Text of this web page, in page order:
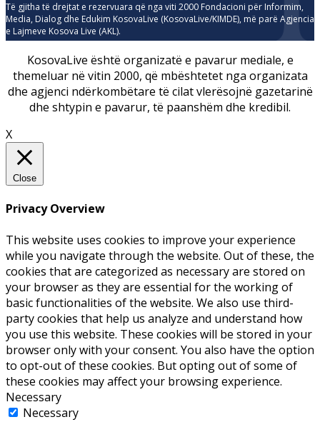
Të gjitha të drejtat e rezervuara që nga viti 2000 Fondacioni për Informim,
Media, Dialog dhe Edukim KosovaLive (KosovaLive/KIMDE), më parë Agjencia
e Lajmeve Kosova Live (AKL).
KosovaLive është organizatë e pavarur mediale, e
themeluar në vitin 2000, që mbështetet nga organizata
dhe agjenci ndërkombëtare të cilat vlerësojnë gazetarinë
dhe shtypin e pavarur, të paanshëm dhe kredibil.
X
Close
Privacy Overview
This website uses cookies to improve your experience
while you navigate through the website. Out of these, the
cookies that are categorized as necessary are stored on
your browser as they are essential for the working of
basic functionalities of the website. We also use third-
party cookies that help us analyze and understand how
you use this website. These cookies will be stored in your
browser only with your consent. You also have the option
to opt-out of these cookies. But opting out of some of
these cookies may affect your browsing experience.
Necessary
Necessary